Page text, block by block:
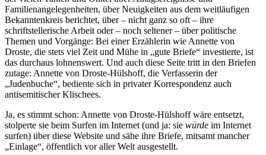
Familienangelegenheiten, über Neuigkeiten aus dem weitläufigen
Bekanntenkreis berichtet, über – nicht ganz so oft – ihre
schriftstellerische Arbeit oder – noch seltener – über politische
Themen und Vorgänge: Bei einer Erzählerin wie Annette von
Droste, die stets viel Zeit und Mühe in „gute Briefe“ investierte, ist
das durchaus lohnenswert. Und auch diese Seite tritt in den Briefen
zutage: Annette von Droste-Hülshoff, die Verfasserin der
„Judenbuche“, bediente sich in privater Korrespondenz auch
antisemitischer Klischees.
Ja, es stimmt schon: Annette von Droste-Hülshoff wäre entsetzt,
stolperte sie beim Surfen im Internet (und ja: sie würde im Internet
surfen) über diese Website und sähe ihre Briefe, mitsamt mancher
„Einlage“, öffentlich vor aller Welt ausgestellt.